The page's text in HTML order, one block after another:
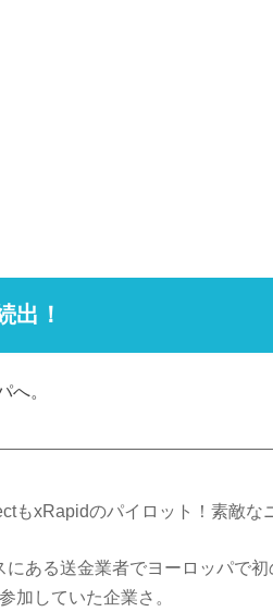
出！
へ。
もxRapidのパイロット！素敵な
にある送金業者でヨーロッパで
加していた企業さ。